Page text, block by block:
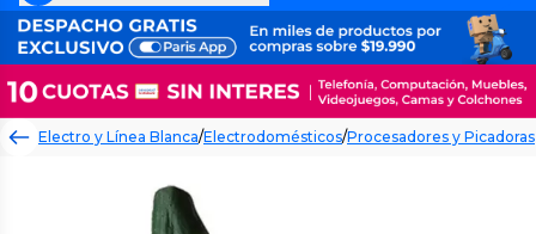
Electro y Línea Blanca/Electrodomésticos/Procesadores y Picadoras